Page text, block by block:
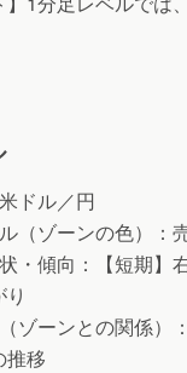
ドル／円
（ゾーンの色）：
・傾向：【短期】
ゾーンとの関係）
推移